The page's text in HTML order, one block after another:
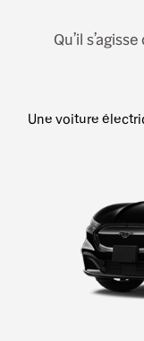
Qu’il
Une voiture